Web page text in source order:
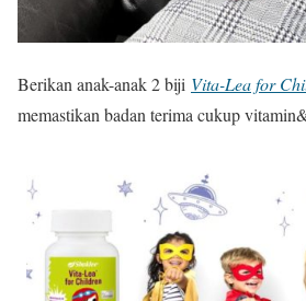
Berikan anak-anak 2 biji Vita-Lea for
memastikan badan terima cukup